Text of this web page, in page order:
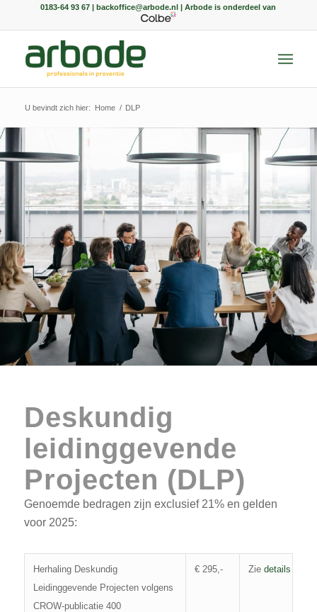
0183-64 93 67 | backoffice@arbode.nl | Arbode is onderdeel van
U bevindt zich hier: Home / DLP
Deskundig
leidinggevende
Projecten (DLP)
Genoemde bedragen zijn exclusief 21% en gelden
voor 2025:
Herhaling Deskundig
Leidinggevende Projecten volgens
CROW-publicatie 400
€ 295,- Zie details